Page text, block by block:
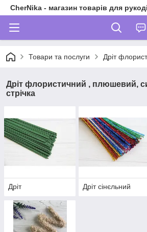
CherNika - магазин товарів для
Товари та послуги Дріт
Дріт флористичний , плюшевий,
стрічка
Дріт Дріт сінєльний